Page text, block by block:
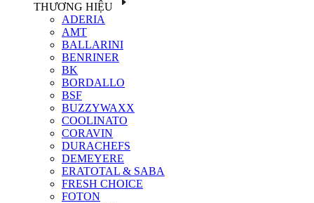
THƯƠNG HIỆU
ADERIA
AMT
BALLARINI
BENRINER
BK
BORDALLO
BSF
BUZZYWAXX
COOLINATO
CORAVIN
DURACHEFS
DEMEYERE
ERATOTAL & SABA
FRESH CHOICE
FOTON